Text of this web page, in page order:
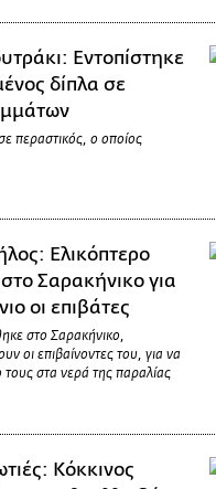
Εντοπίστηκε
δίπλα σε
περαστικός, ο οποίος
Ελικόπτερο
Σαρακήνικο για
οι επιβάτες
στο Σαρακήνικο,
οι επιβαίνοντες του, για να
στα νερά της παραλίας
Κόκκινος